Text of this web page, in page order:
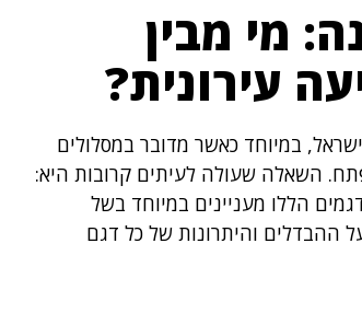
מי מבין
עירונית?
במיוחד כאשר מדובר במסלולים
השאלה שעולה לעיתים קרובות היא:
הללו מעניינים במיוחד בשל
ההבדלים והיתרונות של כל דגם